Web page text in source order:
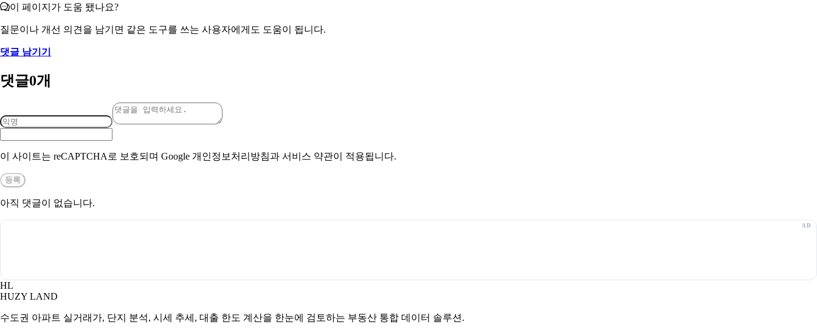
이 페이지가 도움 됐나요?
질문이나 개선 의견을 남기면 같은 도구를 쓰는 사용자에게도 도움이 됩니다.
댓글 남기기
댓글0개
이 사이트는 reCAPTCHA로 보호되며 Google 개인정보처리방침과 서비스 약관이 적용됩니다.
등록
아직 댓글이 없습니다.
HL
HUZY LAND
수도권 아파트 실거래가, 단지 분석, 시세 추세, 대출 한도 계산을 한눈에 검토하는 부동산 통합 데이터 솔루션.